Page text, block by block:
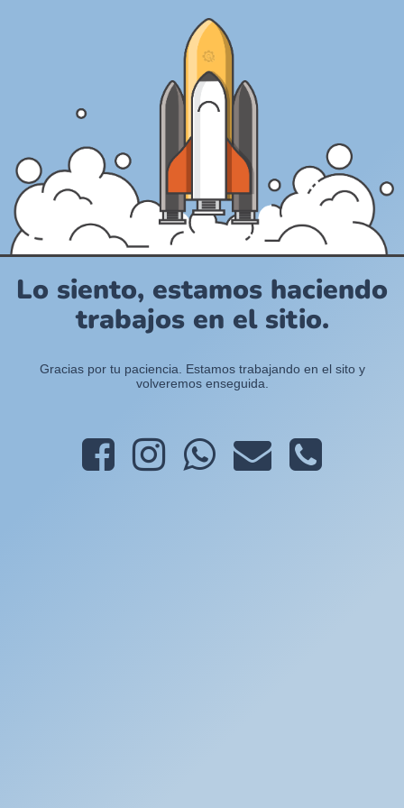
Lo siento, estamos haciendo
trabajos en el sitio.
Gracias por tu paciencia. Estamos trabajando en el sito y
volveremos enseguida.